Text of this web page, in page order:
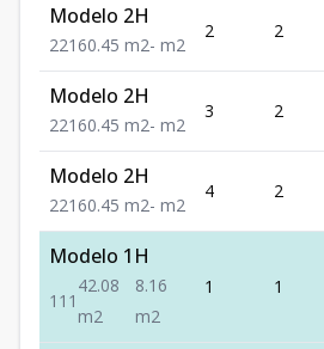
Modelo 2H
221 60.45 m2- m2
2 2
Modelo 2H
221 60.45 m2- m2
3 2
Modelo 2H
221 60.45 m2- m2
4 2
Modelo 1H
1 1 1
42.08
m2
8.16
m2
1 1